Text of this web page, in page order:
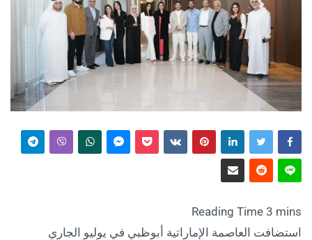
استضافت العاصمة الإماراتية أبوظبي في يوليو الجاري